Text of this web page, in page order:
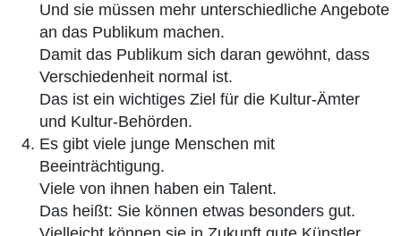
Und sie müssen mehr unterschiedliche Angebote
an das Publikum machen.
Damit das Publikum sich daran gewöhnt, dass
Verschiedenheit normal ist.
Das ist ein wichtiges Ziel für die Kultur-Ämter
und Kultur-Behörden.
Es gibt viele junge Menschen mit
Beeinträchtigung.
Viele von ihnen haben ein Talent.
Das heißt: Sie können etwas besonders gut.